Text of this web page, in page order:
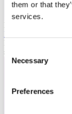
them or that
services.
Consent
Selection
Necessary
Preferences
Laioutr
Emporix
Emporix ist eine
skalierbare B2B- und